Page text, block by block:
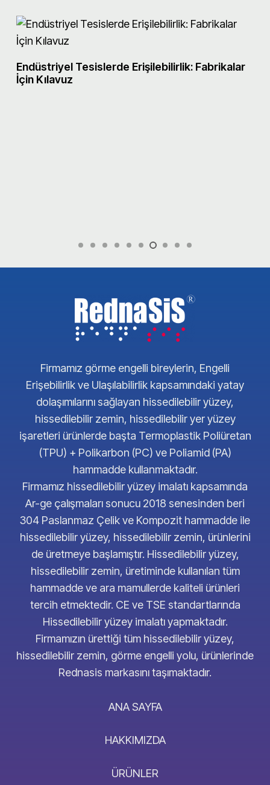
Endüstriyel Tesislerde Erişilebilirlik: Fabrikalar
İçin Kılavuz
Firmamız görme engelli bireylerin, Engelli
Erişebilirlik ve Ulaşılabilirlik kapsamındaki yatay
dolaşımılarını sağlayan hissedilebilir yüzey,
hissedilebilir zemin, hissedilebilir yer yüzey
işaretleri ürünlerde başta Termoplastik Poliüretan
(TPU) + Polikarbon (PC) ve Poliamid (PA)
hammadde kullanmaktadır.
Firmamız hissedilebilir yüzey imalatı kapsamında
Ar-ge çalışmaları sonucu 2018 senesinden beri
304 Paslanmaz Çelik ve Kompozit hammadde ile
hissedilebilir yüzey, hissedilebilir zemin, ürünlerini
de üretmeye başlamıştır. Hissedilebilir yüzey,
hissedilebilir zemin, üretiminde kullanılan tüm
hammadde ve ara mamullerde kaliteli ürünleri
tercih etmektedir. CE ve TSE standartlarında
Hissedilebilir yüzey imalatı yapmaktadır.
Firmamızın ürettiği tüm hissedilebilir yüzey,
hissedilebilir zemin, görme engelli yolu, ürünlerinde
Rednasis markasını taşımaktadır.
ANA SAYFA
HAKKIMIZDA
ÜRÜNLER